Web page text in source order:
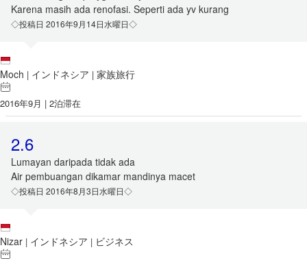
Karena masih ada renofasi. Seperti ada yv kurang
◇投稿日 2016年9月14日水曜日◇
Moch | インドネシア | 家族旅行
2016年9月 | 2泊滞在
2.6
Lumayan daripada tidak ada
Air pembuangan dikamar mandinya macet
◇投稿日 2016年8月3日水曜日◇
Nizar | インドネシア | ビジネス